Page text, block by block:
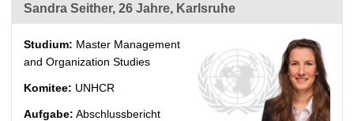
Sandra Seither, 26 Jahre, Karlsruhe
Studium: Master Management
and Organization Studies
Komitee: UNHCR
Aufgabe: Abschlussbericht